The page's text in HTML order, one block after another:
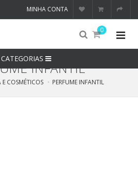
MINHA CONTA
0
CATEGORIAS
INFANTIL
E COSMÉTICOS PERFUME INFANTIL